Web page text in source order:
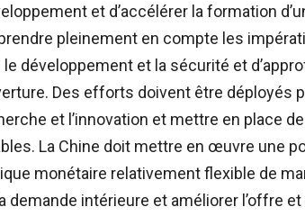
et d’accélérer la formation
pleinement en compte les
le développement et la sécurité et
Des efforts doivent être déployés
et l’innovation et mettre en place
La Chine doit mettre en œuvre une
monétaire relativement flexible de
intérieure et améliorer l’offre et